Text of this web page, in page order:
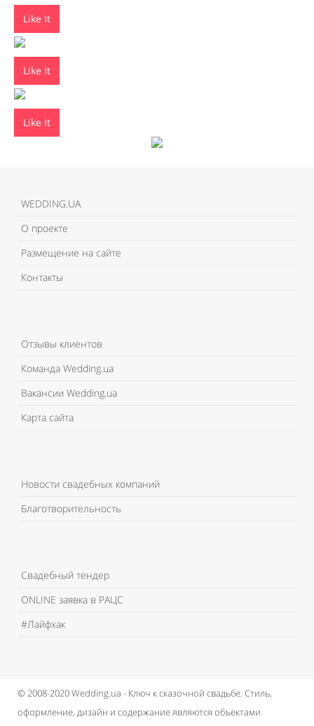
Like It
Like It
Like It
WEDDING.UA
О проекте
Размещение на сайте
Контакты
Отзывы клиентов
Команда Wedding.ua
Вакансии Wedding.ua
Карта сайта
Новости свадебных компаний
Благотворительность
Свадебный тендер
ONLINE заявка в РАЦС
#Лайфхак
© 2008-2020 Wedding.ua - Ключ к сказочной свадьбе. Стиль,
оформление, дизайн и содержание являются объектами